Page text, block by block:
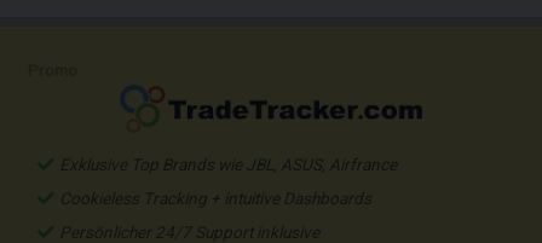
Exklusive Top Brands wie JBL, ASUS, Airfrance
Cookieless Tracking + intuitive Dashboards
Persönlicher 24/7 Support inklusive